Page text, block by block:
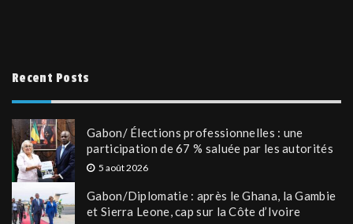
Recent Posts
Gabon/ Élections professionnelles : une
participation de 67 % saluée par les autorités
5 août 2026
Gabon/Diplomatie : après le Ghana, la Gambie
et Sierra Leone, cap sur la Côte d’Ivoire